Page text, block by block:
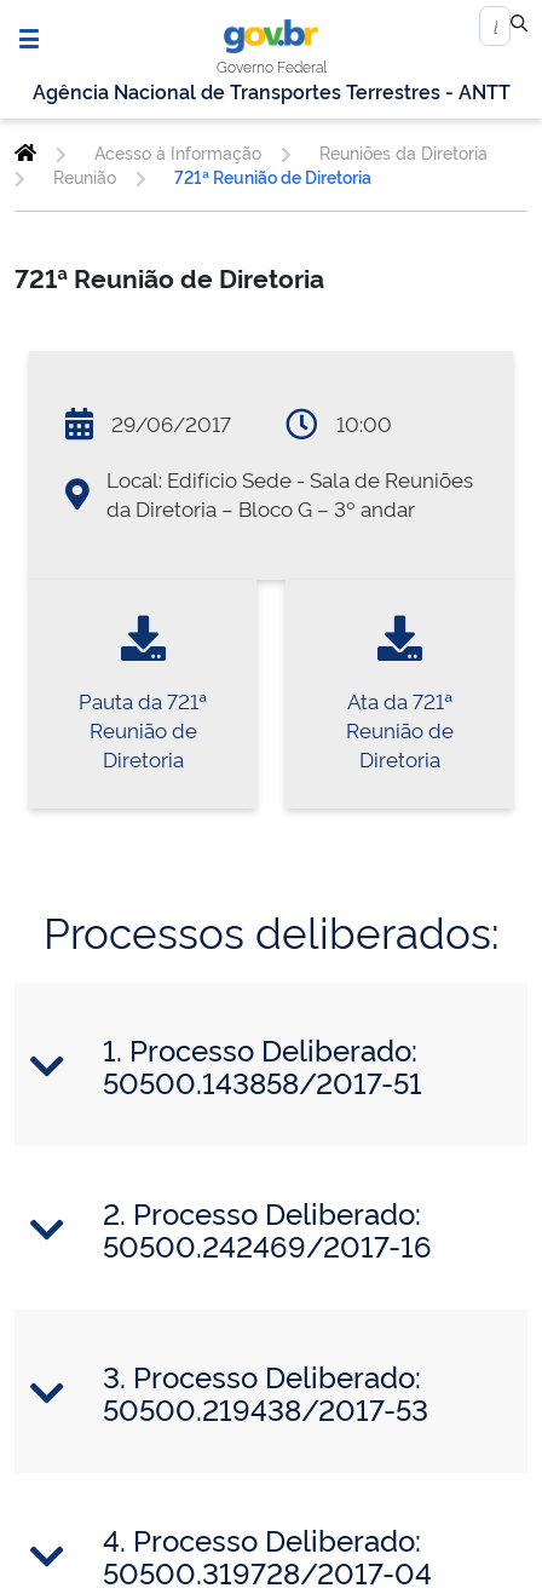
Governo Federal
Agência Nacional de Transportes Terrestres - ANTT
Acesso à Informação
Reuniões da Diretoria
Reunião
721ª Reunião de Diretoria
721ª Reunião de Diretoria
29/06/2017
10:00
Local: Edifício Sede - Sala de Reuniões
da Diretoria – Bloco G – 3º andar
Pauta da 721ª
Reunião de
Diretoria
Ata da 721ª
Reunião de
Diretoria
Processos deliberados:
1. Processo Deliberado:
50500.143858/2017-51
2. Processo Deliberado:
50500.242469/2017-16
3. Processo Deliberado:
50500.219438/2017-53
4. Processo Deliberado:
50500.319728/2017-04